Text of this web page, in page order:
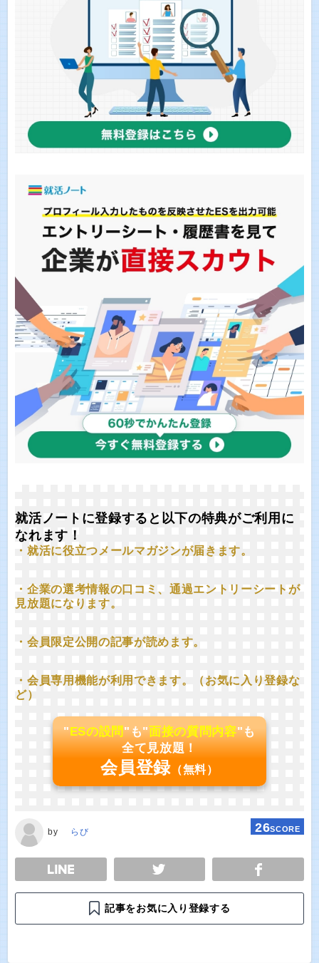
就活ノートに登録すると以下の特典がご利用に
なれます！
・就活に役立つメールマガジンが届きます。
・企業の選考情報の口コミ、通過エントリーシートが
見放題になります。
・会員限定公開の記事が読めます。
・会員専用機能が利用できます。（お気に入り登録な
ど）
"ESの設問"も"面接の質問内容"も
全て見放題！
会員登録 （無料）
by らび 26SCORE
TWEET
記事をお気に入り登録する